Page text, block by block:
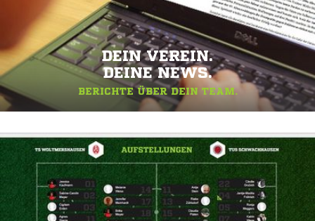
DEIN VEREIN.
DEINE NEWS.
BERICHTE ÜBER DEIN TEAM.